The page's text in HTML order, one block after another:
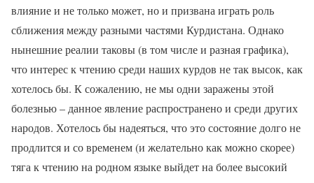
влияние и не только может, но и призвана играть роль
сближения между разными частями Курдистана. Однако
нынешние реалии таковы (в том числе и разная графика),
что интерес к чтению среди наших курдов не так высок, как
хотелось бы. К сожалению, не мы одни заражены этой
болезнью – данное явление распространено и среди других
народов. Хотелось бы надеяться, что это состояние долго не
продлится и со временем (и желательно как можно скорее)
тяга к чтению на родном языке выйдет на более высокий